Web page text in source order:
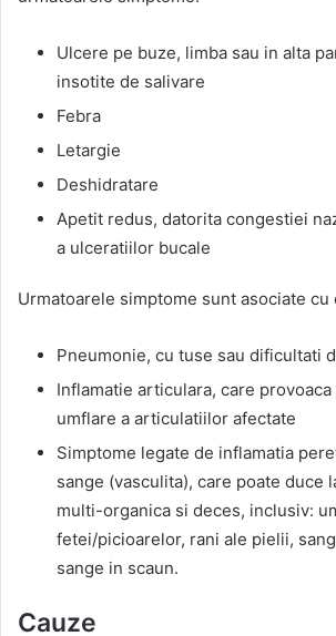
Ulcere pe buze, limba sau in alta
insotite de salivare
Febra
Letargie
Deshidratare
Apetit redus, datorita congestiei
a ulceratiilor bucale
Urmatoarele simptome sunt asociate cu
Pneumonie, cu tuse sau dificultati
Inflamatie articulara, care
umflare a articulatiilor afectate
Simptome legate de inflamatia
sange (vasculita), care poate duce
multi-organica si deces, inclusiv:
fetei/picioarelor, rani ale pielii,
sange in scaun.
Cauze